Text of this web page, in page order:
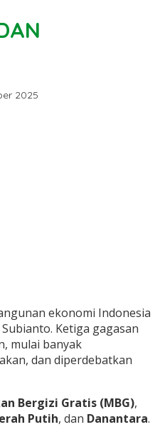
2025
ekonomi Indonesia
Ketiga gagasan
mulai banyak
dan diperdebatkan
Bergizi Gratis (MBG),
Putih, dan Danantara.